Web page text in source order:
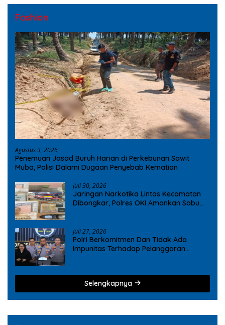
Fashion
Agustus 3, 2026
Penemuan Jasad Buruh Harian di Perkebunan Sawit
Muba, Polisi Dalami Dugaan Penyebab Kematian
Juli 30, 2026
Jaringan Narkotika Lintas Kecamatan
Dibongkar, Polres OKI Amankan Sabu
Juli 27, 2026
Polri Berkomitmen Dan Tidak Ada
Impunitas Terhadap Pelanggaran
Selengkapnya